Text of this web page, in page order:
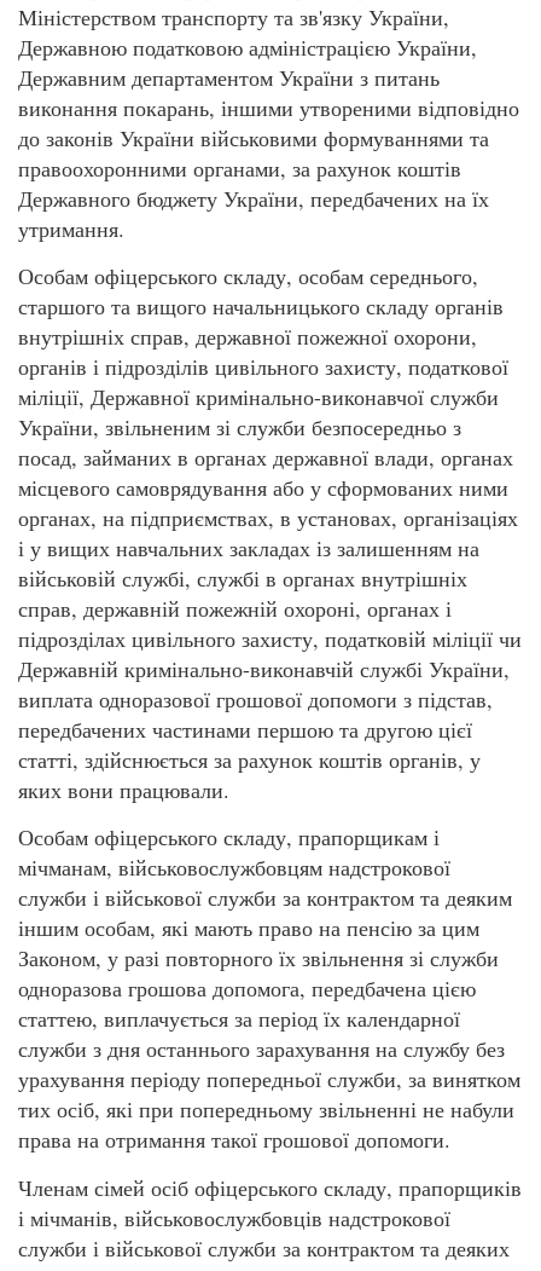
Міністерством транспорту та зв'язку України,
Державною податковою адміністрацією України,
Державним департаментом України з питань
виконання покарань, іншими утвореними відповідно
до законів України військовими формуваннями та
правоохоронними органами, за рахунок коштів
Державного бюджету України, передбачених на їх
утримання.
Особам офіцерського складу, особам середнього,
старшого та вищого начальницького складу органів
внутрішніх справ, державної пожежної охорони,
органів і підрозділів цивільного захисту, податкової
міліції, Державної кримінально-виконавчої служби
України, звільненим зі служби безпосередньо з
посад, займаних в органах державної влади, органах
місцевого самоврядування або у сформованих ними
органах, на підприємствах, в установах, організаціях
і у вищих навчальних закладах із залишенням на
військовій службі, службі в органах внутрішніх
справ, державній пожежній охороні, органах і
підрозділах цивільного захисту, податковій міліції чи
Державній кримінально-виконавчій службі України,
виплата одноразової грошової допомоги з підстав,
передбачених частинами першою та другою цієї
статті, здійснюється за рахунок коштів органів, у
яких вони працювали.
Особам офіцерського складу, прапорщикам і
мічманам, військовослужбовцям надстрокової
служби і військової служби за контрактом та деяким
іншим особам, які мають право на пенсію за цим
Законом, у разі повторного їх звільнення зі служби
одноразова грошова допомога, передбачена цією
статтею, виплачується за період їх календарної
служби з дня останнього зарахування на службу без
урахування періоду попередньої служби, за винятком
тих осіб, які при попередньому звільненні не набули
права на отримання такої грошової допомоги.
Членам сімей осіб офіцерського складу, прапорщиків
і мічманів, військовослужбовців надстрокової
служби і військової служби за контрактом та деяких